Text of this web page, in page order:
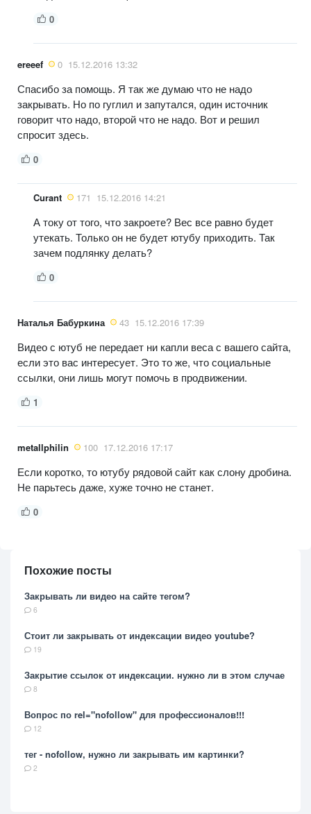
0
ereeef 0 15.12.2016 13:32
Спасибо за помощь. Я так же думаю что не надо
закрывать. Но по гуглил и запутался, один источник
говорит что надо, второй что не надо. Вот и решил
спросит здесь.
0
Curant 171 15.12.2016 14:21
А току от того, что закроете? Вес все равно будет
утекать. Только он не будет ютубу приходить. Так
зачем подлянку делать?
0
Наталья Бабуркина 43 15.12.2016 17:39
Видео с ютуб не передает ни капли веса с вашего сайта,
если это вас интересует. Это то же, что социальные
ссылки, они лишь могут помочь в продвижении.
1
metallphilin 100 17.12.2016 17:17
Если коротко, то ютубу рядовой сайт как слону дробина.
Не парьтесь даже, хуже точно не станет.
0
Похожие посты
Закрывать ли видео на сайте тегом?
6
Стоит ли закрывать от индексации видео youtube?
19
Закрытие ссылок от индексации. нужно ли в этом случае
8
Вопрос по rel="nofollow" для профессионалов!!!
12
тег - nofollow, нужно ли закрывать им картинки?
2